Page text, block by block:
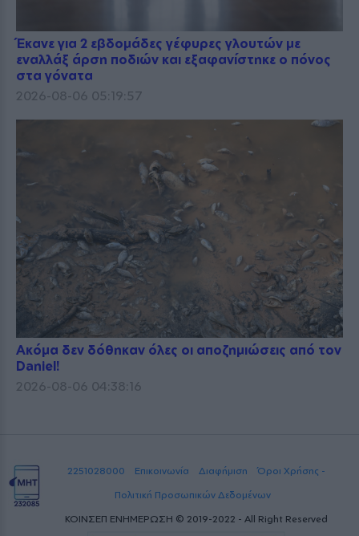
Έκανε για 2 εβδομάδες γέφυρες γλουτών με
εναλλάξ άρση ποδιών και εξαφανίστηκε ο πόνος
στα γόνατα
2026-08-06 05:19:57
Ακόμα δεν δόθηκαν όλες οι αποζημιώσεις από τον
Daniel!
2026-08-06 04:38:16
2251028000 Επικοινωνία Διαφήμιση
Όροι Χρήσης -
Πολιτική Προσωπικών Δεδομένων
ΚΟΙΝΣΕΠ ΕΝΗΜΕΡΩΣΗ © 2019-2022 - All Right Reserved